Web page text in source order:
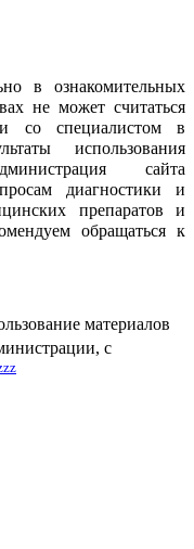
в ознакомительных
не может считаться
со специалистом в
использования
сайта
диагностики и
препаратов и
обращаться к
материалов
с